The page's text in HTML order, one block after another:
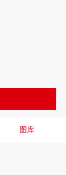
图库